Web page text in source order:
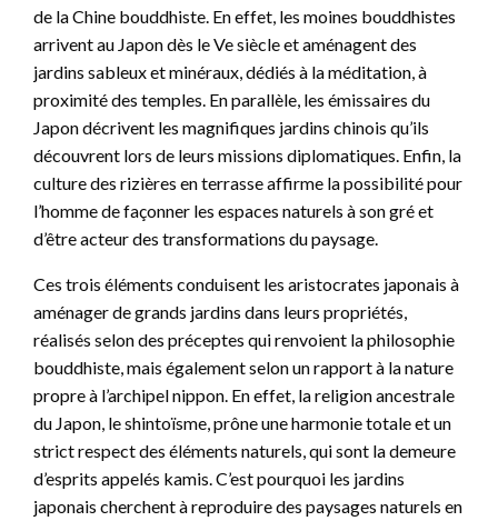
de la Chine bouddhiste. En effet, les moines bouddhistes
arrivent au Japon dès le Ve siècle et aménagent des
jardins sableux et minéraux, dédiés à la méditation, à
proximité des temples. En parallèle, les émissaires du
Japon décrivent les magnifiques jardins chinois qu’ils
découvrent lors de leurs missions diplomatiques. Enfin, la
culture des rizières en terrasse affirme la possibilité pour
l’homme de façonner les espaces naturels à son gré et
d’être acteur des transformations du paysage.
Ces trois éléments conduisent les aristocrates japonais à
aménager de grands jardins dans leurs propriétés,
réalisés selon des préceptes qui renvoient la philosophie
bouddhiste, mais également selon un rapport à la nature
propre à l’archipel nippon. En effet, la religion ancestrale
du Japon, le shintoïsme, prône une harmonie totale et un
strict respect des éléments naturels, qui sont la demeure
d’esprits appelés kamis. C’est pourquoi les jardins
japonais cherchent à reproduire des paysages naturels en